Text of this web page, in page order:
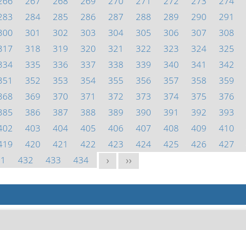
284 285 286 287 288 289 290 291
301 302 303 304 305 306 307 308
318 319 320 321 322 323 324 325
335 336 337 338 339 340 341 342
352 353 354 355 356 357 358 359
369 370 371 372 373 374 375 376
386 387 388 389 390 391 392 393
403 404 405 406 407 408 409 410
420 421 422 423 424 425 426 427
432 433 434 > >>